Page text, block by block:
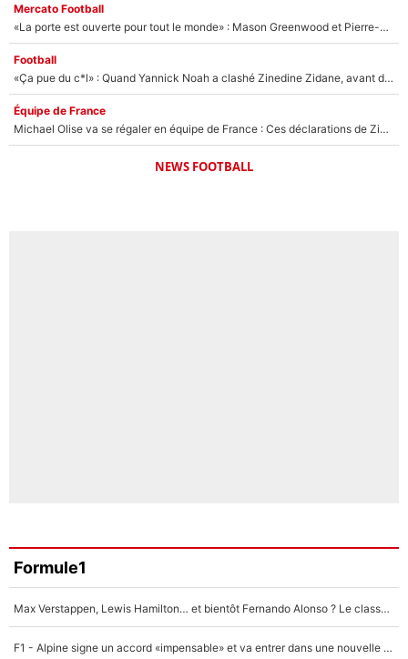
Mercato Football
«La porte est ouverte pour tout le monde» : Mason Greenwood et Pierre-Emerick Aubameyang ont quitté l'OM, Amine Gouiri balance sur la suite du mercato et sur la réaction du vestiaire !
Football
«Ça pue du c*l» : Quand Yannick Noah a clashé Zinedine Zidane, avant de se faire recadrer par le nouveau sélectionneur de l'équipe de France !
Équipe de France
Michael Olise va se régaler en équipe de France : Ces déclarations de Zinedine Zidane qui prouvent qu'il va tout miser sur la star du Bayern Munich !
NEWS FOOTBALL
Formule1
Max Verstappen, Lewis Hamilton… et bientôt Fernando Alonso ? Le classement des pilotes les mieux payés en Formule 1 risque de changer !
F1 - Alpine signe un accord «impensable» et va entrer dans une nouvelle dimension : Grande nouvelle pour Pierre Gasly !